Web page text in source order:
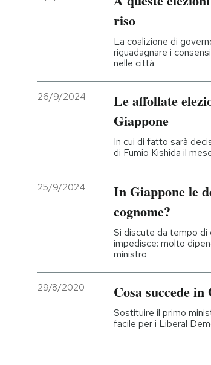
riso
La coalizione di
riguadagnare i
nelle città
26/9/2024
Le affollate
Giappone
In cui di fatto sarà
di Fumio Kishida il
25/9/2024
In Giappone le
cognome?
Si discute da tempo di
impedisce: molto
ministro
29/8/2020 Cosa succede
Sostituire il primo
facile per i Liberal